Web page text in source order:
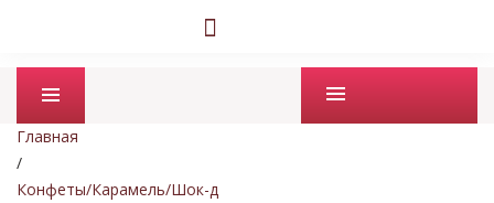
Промо товары
Главная
/
Конфеты/Карамель/Шок-д